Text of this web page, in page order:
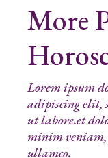
More
Lorem ipsum
adipiscing elit,
ut labore.et
minim
ullamco.